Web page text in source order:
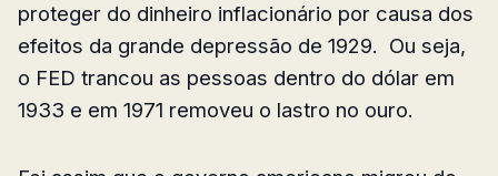
proteger do dinheiro inflacionário por causa dos
efeitos da grande depressão de 1929. Ou seja,
o FED trancou as pessoas dentro do dólar em
1933 e em 1971 removeu o lastro no ouro.